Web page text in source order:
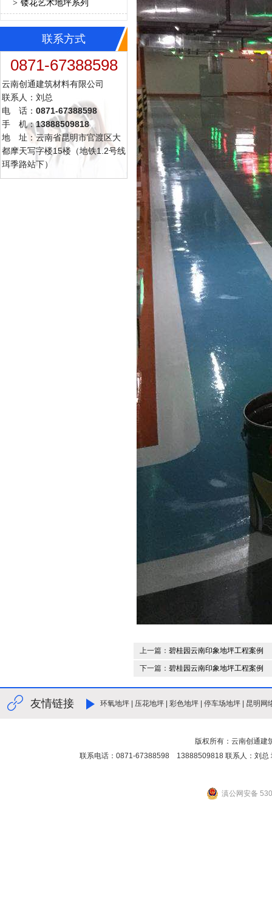
> 镂花艺术地坪系列
联系方式
0871-67388598
云南创通建筑材料有限公司
联系人：刘总
电 话： 0871-67388598
手 机：13888509818
地 址：云南省昆明市官渡区大
都摩天写字楼15楼（地铁1.2号线
珥季路站下）
上一篇： 碧桂园云南印象地坪工程案例
下一篇： 碧桂园云南印象地坪工程案例
友情链接 环氧地坪 压花地坪 彩色地坪 停车场地坪 昆明网
版权所有：云南创通建
联系电话：0871-67388598 13888509818 联系人：刘总
滇公网安备